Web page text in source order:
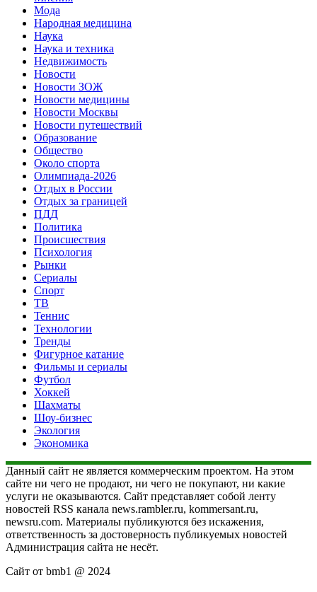
Мода
Народная медицина
Наука
Наука и техника
Недвижимость
Новости
Новости ЗОЖ
Новости медицины
Новости Москвы
Новости путешествий
Образование
Общество
Около спорта
Олимпиада-2026
Отдых в России
Отдых за границей
ПДД
Политика
Происшествия
Психология
Рынки
Сериалы
Спорт
ТВ
Теннис
Технологии
Тренды
Фигурное катание
Фильмы и сериалы
Футбол
Хоккей
Шахматы
Шоу-бизнес
Экология
Экономика
Данный сайт не является коммерческим проектом. На этом
сайте ни чего не продают, ни чего не покупают, ни какие
услуги не оказываются. Сайт представляет собой ленту
новостей RSS канала news.rambler.ru, kommersant.ru,
newsru.com. Материалы публикуются без искажения,
ответственность за достоверность публикуемых новостей
Администрация сайта не несёт.
Сайт от bmb1 @ 2024